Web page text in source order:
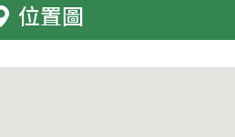
位置圖